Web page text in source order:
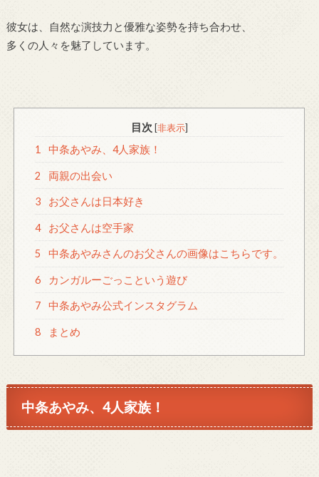
彼女は、自然な演技力と優雅な姿勢を持ち合わせ、
多くの人々を魅了しています。
目次 [非表示]
1 中条あやみ、4人家族！
2 両親の出会い
3 お父さんは日本好き
4 お父さんは空手家
5 中条あやみさんのお父さんの画像はこちらです。
6 カンガルーごっこという遊び
7 中条あやみ公式インスタグラム
8 まとめ
中条あやみ、4人家族！